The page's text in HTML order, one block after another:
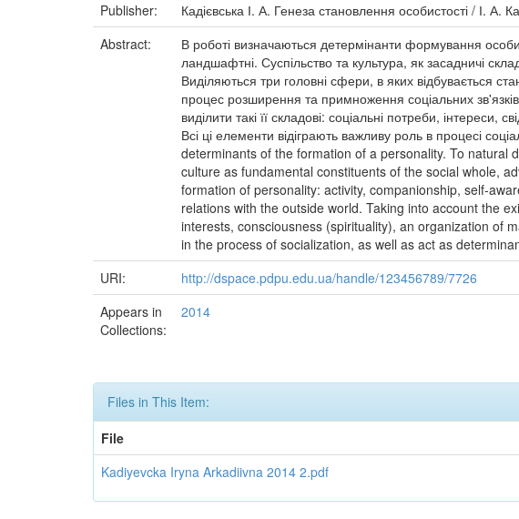
Publisher:
Кадієвська І. А. Генеза становлення особистості / І.
Abstract:
В роботі визначаються детермінанти формування
ландшафтні. Суспільство та культура, як засадничі
Виділяються три головні сфери, в яких відбувається
процес розширення та примноження соціальних
виділити такі її складові: соціальні потреби, інтереси,
Всі ці елементи відіграють важливу роль в процесі
determinants of the formation of a personality. To natural
culture as fundamental constituents of the social whole,
formation of personality: activity, companionship, self-
relations with the outside world. Taking into account the
interests, consciousness (spirituality), an organization of
in the process of socialization, as well as act as
URI:
http://dspace.pdpu.edu.ua/handle/123456789/7726
Appears in
Collections:
2014
Files in This Item:
File
Kadiyevcka Iryna Arkadiivna 2014 2.pdf